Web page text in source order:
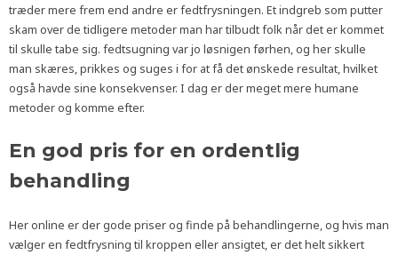
træder mere frem end andre er fedtfrysningen. Et indgreb som putter
skam over de tidligere metoder man har tilbudt folk når det er kommet
til skulle tabe sig. fedtsugning var jo løsnigen førhen, og her skulle
man skæres, prikkes og suges i for at få det ønskede resultat, hvilket
også havde sine konsekvenser. I dag er der meget mere humane
metoder og komme efter.
En god pris for en ordentlig
behandling
Her online er der gode priser og finde på behandlingerne, og hvis man
vælger en fedtfrysning til kroppen eller ansigtet, er det helt sikkert